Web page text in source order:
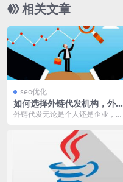
相关文章
seo优化
如何选择外链代发机构，外链
代发包收录靠谱吗？
外链代发无论是个人还是企业，都
你的SEO团队没有...